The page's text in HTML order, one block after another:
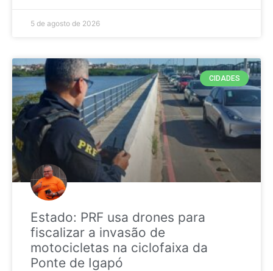
5 de agosto de 2026
CIDADES
Estado: PRF usa drones para
fiscalizar a invasão de
motocicletas na ciclofaixa da
Ponte de Igapó